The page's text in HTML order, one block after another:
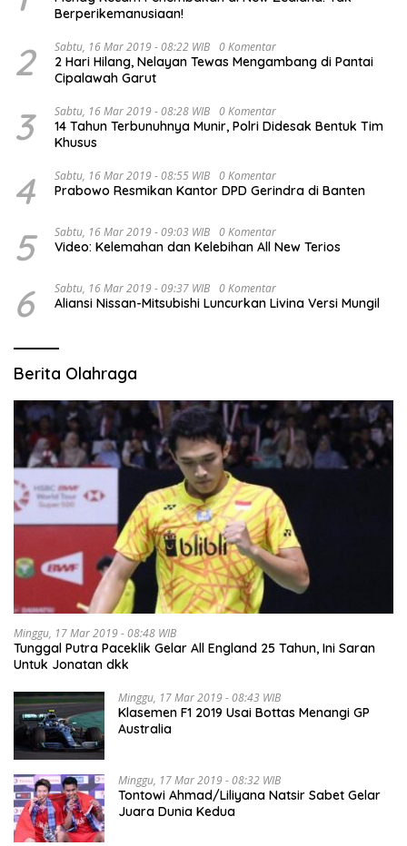
Berperikemanusiaan!
2 Sabtu, 16 Mar 2019 - 08:22 WIB 0 Komentar
2 Hari Hilang, Nelayan Tewas Mengambang di Pantai
Cipalawah Garut
3 Sabtu, 16 Mar 2019 - 08:28 WIB 0 Komentar
14 Tahun Terbunuhnya Munir, Polri Didesak Bentuk Tim
Khusus
4 Sabtu, 16 Mar 2019 - 08:55 WIB 0 Komentar
Prabowo Resmikan Kantor DPD Gerindra di Banten
5 Sabtu, 16 Mar 2019 - 09:03 WIB 0 Komentar
Video: Kelemahan dan Kelebihan All New Terios
6 Sabtu, 16 Mar 2019 - 09:37 WIB 0 Komentar
Aliansi Nissan-Mitsubishi Luncurkan Livina Versi Mungil
Berita Olahraga
Minggu, 17 Mar 2019 - 08:48 WIB
Tunggal Putra Paceklik Gelar All England 25 Tahun, Ini Saran
Untuk Jonatan dkk
Minggu, 17 Mar 2019 - 08:43 WIB
Klasemen F1 2019 Usai Bottas Menangi GP
Australia
Minggu, 17 Mar 2019 - 08:32 WIB
Tontowi Ahmad/Liliyana Natsir Sabet Gelar
Juara Dunia Kedua